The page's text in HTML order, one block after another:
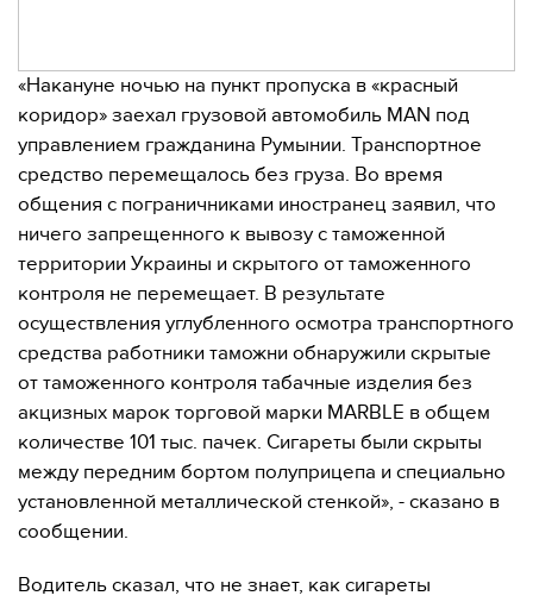
«Накануне ночью на пункт пропуска в «красный
коридор» заехал грузовой автомобиль MAN под
управлением гражданина Румынии. Транспортное
средство перемещалось без груза. Во время
общения с пограничниками иностранец заявил, что
ничего запрещенного к вывозу с таможенной
территории Украины и скрытого от таможенного
контроля не перемещает. В результате
осуществления углубленного осмотра транспортного
средства работники таможни обнаружили скрытые
от таможенного контроля табачные изделия без
акцизных марок торговой марки MARBLE в общем
количестве 101 тыс. пачек. Сигареты были скрыты
между передним бортом полуприцепа и специально
установленной металлической стенкой», - сказано в
сообщении.
Водитель сказал, что не знает, как сигареты